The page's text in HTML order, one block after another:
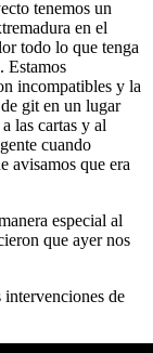
tenemos un
en el
todo lo que tenga
Estamos
incompatibles y la
git en un lugar
las cartas y al
cuando
avisamos que era
especial al
que ayer nos
intervenciones de